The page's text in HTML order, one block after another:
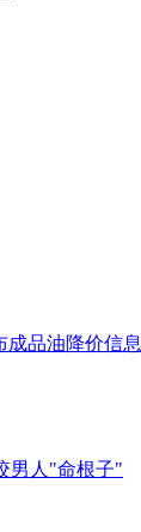
成品油降价信息
男人"命根子"